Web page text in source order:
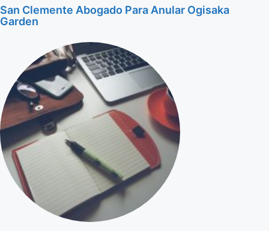
San Clemente Abogado Para Anular Ogisaka
Garden